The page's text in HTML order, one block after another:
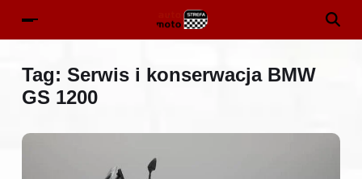
Tag: Serwis i konserwacja BMW
GS 1200